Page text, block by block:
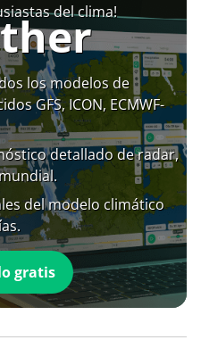
del clima!
los modelos de
GFS, ICON, ECMWF-
detallado de radar,
del modelo climático
gratis